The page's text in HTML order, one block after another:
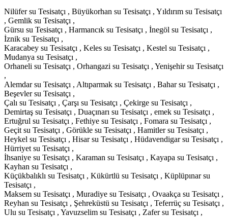
Nilüfer su Tesisatçı , Büyükorhan su Tesisatçı , Yıldırım su Tesisatçı
, Gemlik su Tesisatçı ,
Gürsu su Tesisatçı , Harmancık su Tesisatçı , İnegöl su Tesisatçı ,
İznik su Tesisatçı ,
Karacabey su Tesisatçı , Keles su Tesisatçı , Kestel su Tesisatçı ,
Mudanya su Tesisatçı ,
Orhaneli su Tesisatçı , Orhangazi su Tesisatçı , Yenişehir su Tesisatçı
,
Alemdar su Tesisatçı , Altıparmak su Tesisatçı , Bahar su Tesisatçı ,
Beşevler su Tesisatçı ,
Çalı su Tesisatçı , Çarşı su Tesisatçı , Çekirge su Tesisatçı ,
Demirtaş su Tesisatçı , Duaçınarı su Tesisatçı , emek su Tesisatçı ,
Ertuğrul su Tesisatçı , Fethiye su Tesisatçı , Fomara su Tesisatçı ,
Geçit su Tesisatçı , Görükle su Tesisatçı , Hamitler su Tesisatçı ,
Heykel su Tesisatçı , Hisar su Tesisatçı , Hüdavendigar su Tesisatçı ,
Hürriyet su Tesisatçı ,
İhsaniye su Tesisatçı , Karaman su Tesisatçı , Kayapa su Tesisatçı ,
Kayhan su Tesisatçı ,
Küçükbalıklı su Tesisatçı , Kükürtlü su Tesisatçı , Küplüpınar su
Tesisatçı ,
Maksem su Tesisatçı , Muradiye su Tesisatçı , Ovaakça su Tesisatçı ,
Reyhan su Tesisatçı , Şehreküstü su Tesisatçı , Teferrüç su Tesisatçı ,
Ulu su Tesisatçı , Yavuzselim su Tesisatçı , Zafer su Tesisatçı ,